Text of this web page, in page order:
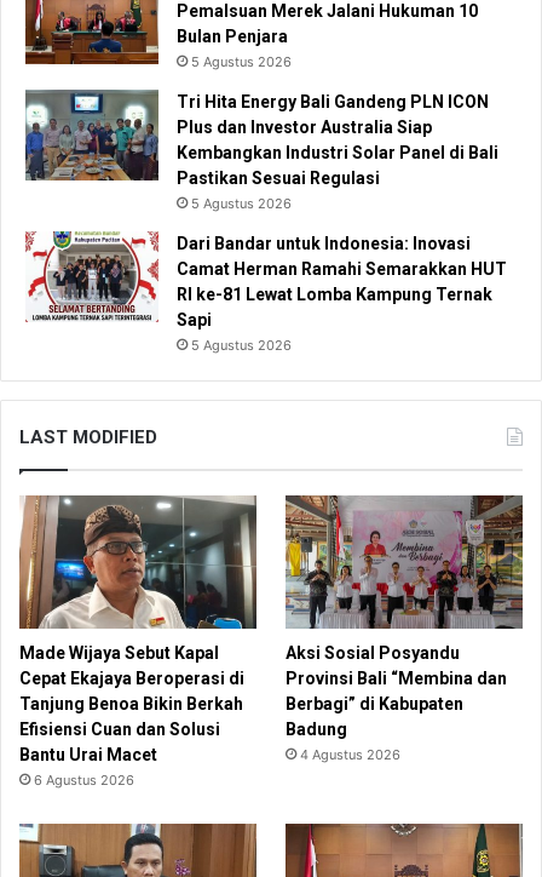
Pemalsuan Merek Jalani Hukuman 10
Bulan Penjara
5 Agustus 2026
Tri Hita Energy Bali Gandeng PLN ICON
Plus dan Investor Australia Siap
Kembangkan Industri Solar Panel di Bali
Pastikan Sesuai Regulasi
5 Agustus 2026
Dari Bandar untuk Indonesia: Inovasi
Camat Herman Ramahi Semarakkan HUT
RI ke-81 Lewat Lomba Kampung Ternak
Sapi
5 Agustus 2026
LAST MODIFIED
Made Wijaya Sebut Kapal
Cepat Ekajaya Beroperasi di
Tanjung Benoa Bikin Berkah
Efisiensi Cuan dan Solusi
Bantu Urai Macet
6 Agustus 2026
Aksi Sosial Posyandu
Provinsi Bali “Membina dan
Berbagi” di Kabupaten
Badung
4 Agustus 2026